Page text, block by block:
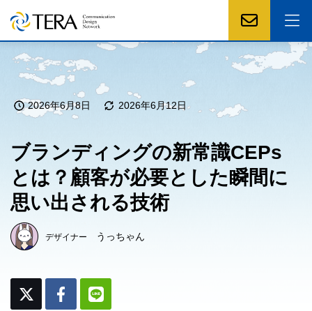
2026年6月8日 2026年6月12日
ブランディングの新常識CEPs
とは？顧客が必要とした瞬間に
思い出される技術
デザイナー うっちゃん